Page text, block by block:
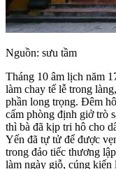
Nguồn: sưu tầm
Tháng 10 âm lịch năm
làm chay tế lễ trong
phần long trọng. Đêm
cấm phòng định giở trò
thì bà đã kịp tri hô cho
Yến đã tự tử để được
trong đảo tiếc thương
làm ngày giỗ, cúng